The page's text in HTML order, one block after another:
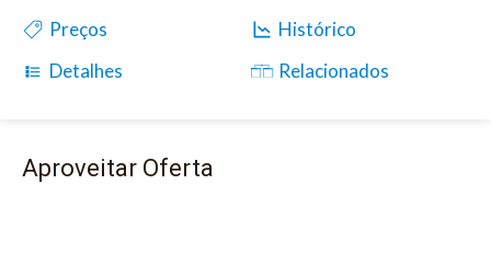
Preços
Histórico
Detalhes
Relacionados
Aproveitar Oferta